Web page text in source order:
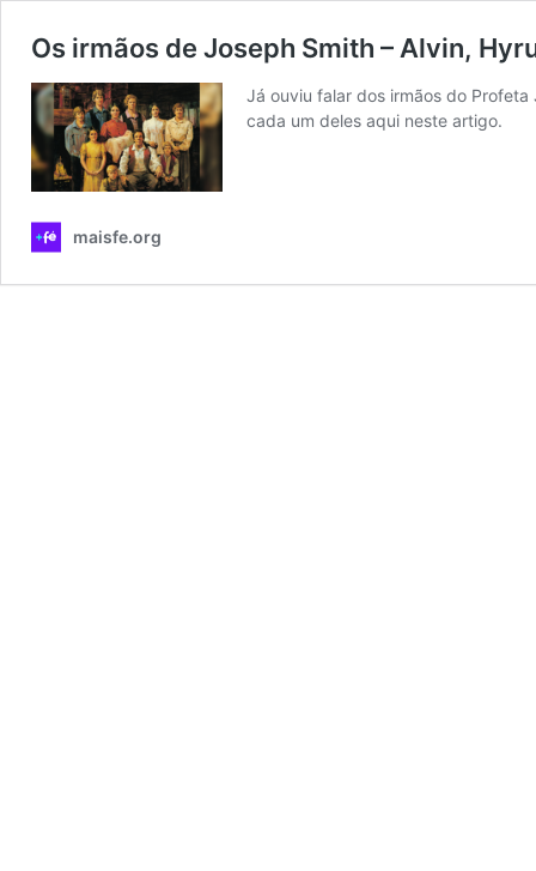
Os irmãos de Joseph Smith – Alvin,
Já ouviu falar dos irmãos do Profeta
cada um deles aqui neste artigo.
maisfe.org